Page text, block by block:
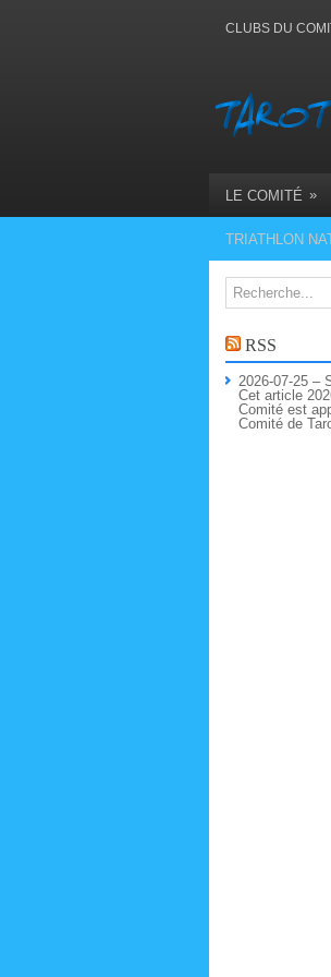
CLUBS DU
LE COMITÉ »
TRIATHLON
RSS
2026-07-25 –
Cet article
Comité est
Comité de